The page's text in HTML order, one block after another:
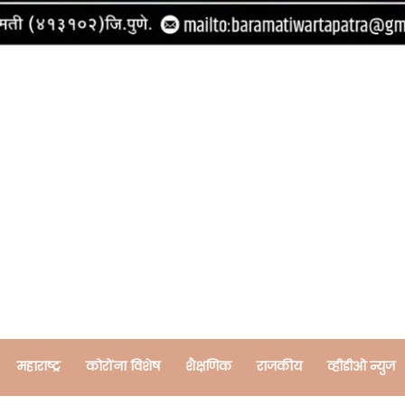
महाराष्ट्र कोरोंना विशेष शैक्षणिक राजकीय व्हीडीओ न्युज